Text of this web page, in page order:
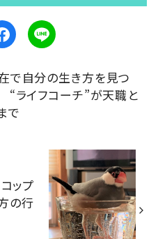
で自分の生き方を見つ
ライフコーチ”が天職と
で
ップ
の行